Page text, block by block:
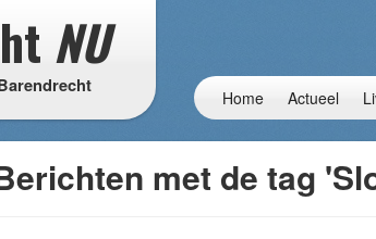
NU
Home Actueel
met de tag